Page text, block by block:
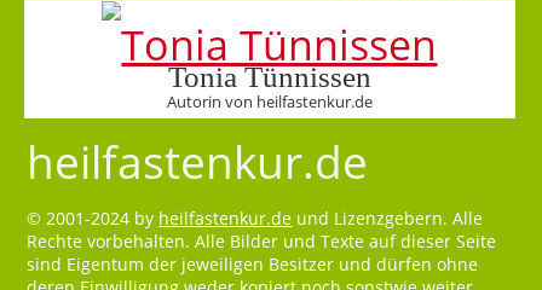
Tonia Tünnissen
Autorin von heilfastenkur.de
heilfastenkur.de
© 2001-2024 by heilfastenkur.de und Lizenzgebern. Alle
Rechte vorbehalten. Alle Bilder und Texte auf dieser Seite
sind Eigentum der jeweiligen Besitzer und dürfen ohne